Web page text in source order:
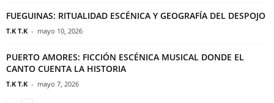
FUEGUINAS: RITUALIDAD ESCÉNICA Y GEOGRAFÍA DEL DESPOJO
T.K T.K - mayo 10, 2026
PUERTO AMORES: FICCIÓN ESCÉNICA MUSICAL DONDE EL
CANTO CUENTA LA HISTORIA
T.K T.K - mayo 7, 2026